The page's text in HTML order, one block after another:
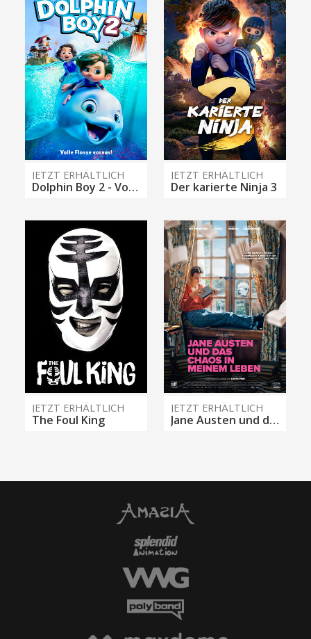
Dolphin Boy 2 - Volle Flosse voraus! Der karierte Ninja 3